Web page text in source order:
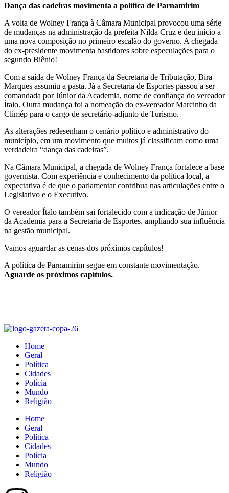
Dança das cadeiras movimenta a política de Parnamirim
A volta de Wolney França à Câmara Municipal provocou uma série
de mudanças na administração da prefeita Nilda Cruz e deu início a
uma nova composição no primeiro escalão do governo. A chegada
do ex-presidente movimenta bastidores sobre especulações para o
segundo Biênio!
Com a saída de Wolney França da Secretaria de Tributação, Bira
Marques assumiu a pasta. Já a Secretaria de Esportes passou a ser
comandada por Júnior da Academia, nome de confiança do vereador
Ítalo. Outra mudança foi a nomeação do ex-vereador Marcinho da
Climép para o cargo de secretário-adjunto de Turismo.
As alterações redesenham o cenário político e administrativo do
município, em um movimento que muitos já classificam como uma
verdadeira “dança das cadeiras”.
Na Câmara Municipal, a chegada de Wolney França fortalece a base
governista. Com experiência e conhecimento da política local, a
expectativa é de que o parlamentar contribua nas articulações entre o
Legislativo e o Executivo.
O vereador Ítalo também sai fortalecido com a indicação de Júnior
da Academia para a Secretaria de Esportes, ampliando sua influência
na gestão municipal.
Vamos aguardar as cenas dos próximos capítulos!
A política de Parnamirim segue em constante movimentação.
Aguarde os próximos capítulos.
Home
Geral
Política
Cidades
Polícia
Mundo
Religião
Home
Geral
Política
Cidades
Polícia
Mundo
Religião